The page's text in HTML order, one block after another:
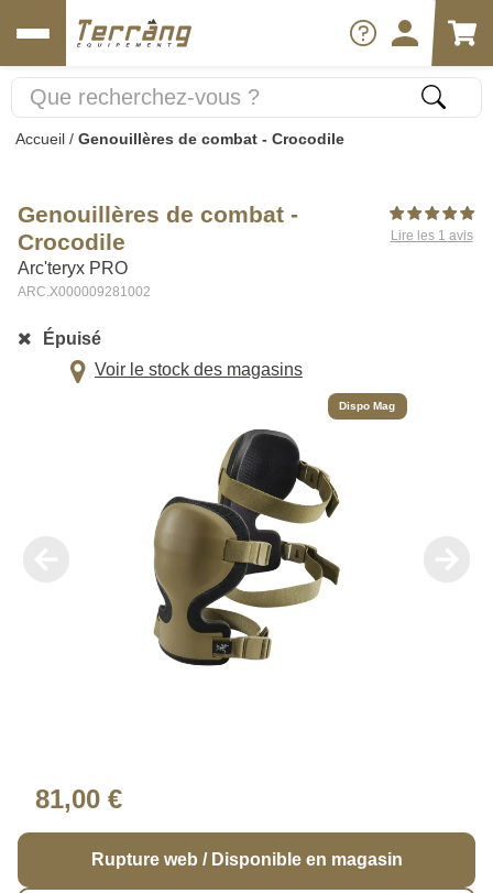
Accueil / Genouillères de combat - Crocodile
Genouillères de combat -
Crocodile
Arc'teryx PRO
ARC.X000009281002
Lire les 1 avis
Épuisé
Voir le stock des magasins
Dispo Mag
81,00 €
Rupture web / Disponible en magasin